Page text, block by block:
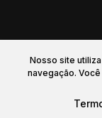
Nosso site
navegação.